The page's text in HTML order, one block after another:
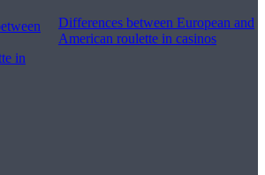
Differences between European and
American roulette in casinos